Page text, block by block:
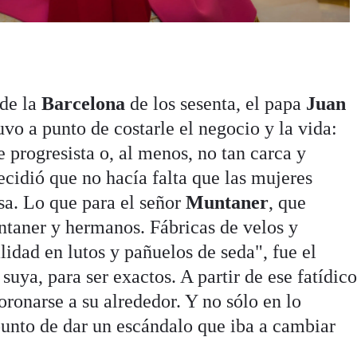
laBarcelonade los sesenta, el papa Juan
a punto de costarle el negocio y la vida:
o, al menos, no tan carca y
que no hacía falta que las mujeres
Lo que para el señorMuntaner, que
y hermanos. Fábricas de velos y
en lutos y pañuelos de seda", fue el
para ser exactos. A partir de ese fatídico
a su alrededor. Y no sólo en lo
de dar un escándalo que iba a cambiar